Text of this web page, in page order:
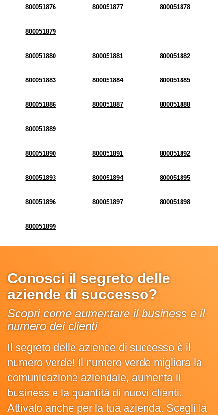
800051876 800051877 800051878
800051879
800051880 800051881 800051882
800051883 800051884 800051885
800051886 800051887 800051888
800051889
800051890 800051891 800051892
800051893 800051894 800051895
800051896 800051897 800051898
800051899
Conosci il segreto delle
aziende di successo?
Scopri come aumentare il business e il
numero dei clienti
Il segreto delle aziende di successo è il
numero verde! Il numero verde migliora la
comunicazione aziendale, aumenta il
business e la quantità di nuovi clienti.
Attivalo anche per la tua azienda. Scegli la